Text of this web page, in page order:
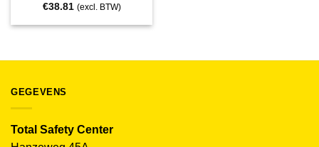
€38.81 (excl. BTW)
GEGEVENS
Total Safety Center